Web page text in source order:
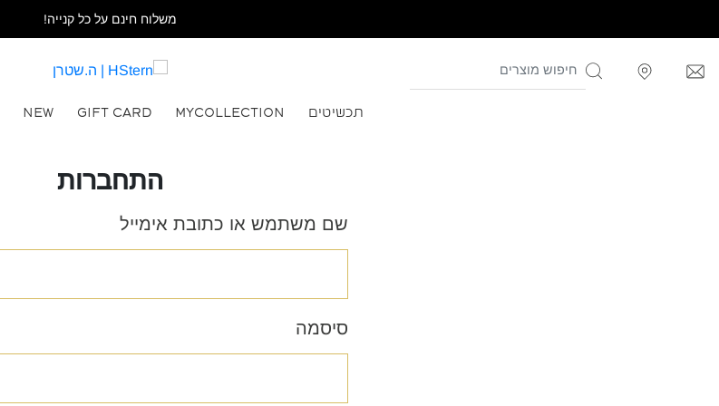
משלוח חינם על כל קנייה!
תכשיטים MYCOLLECTION
GIFT CARD
NEW
התחברות
שם משתמש או כתובת אימייל
סיסמה